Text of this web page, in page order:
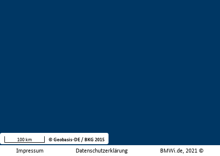
Impressum Datenschutzerklärung BMWi.de, 2021 ©
100 km © Geobasis-DE / BKG 2015